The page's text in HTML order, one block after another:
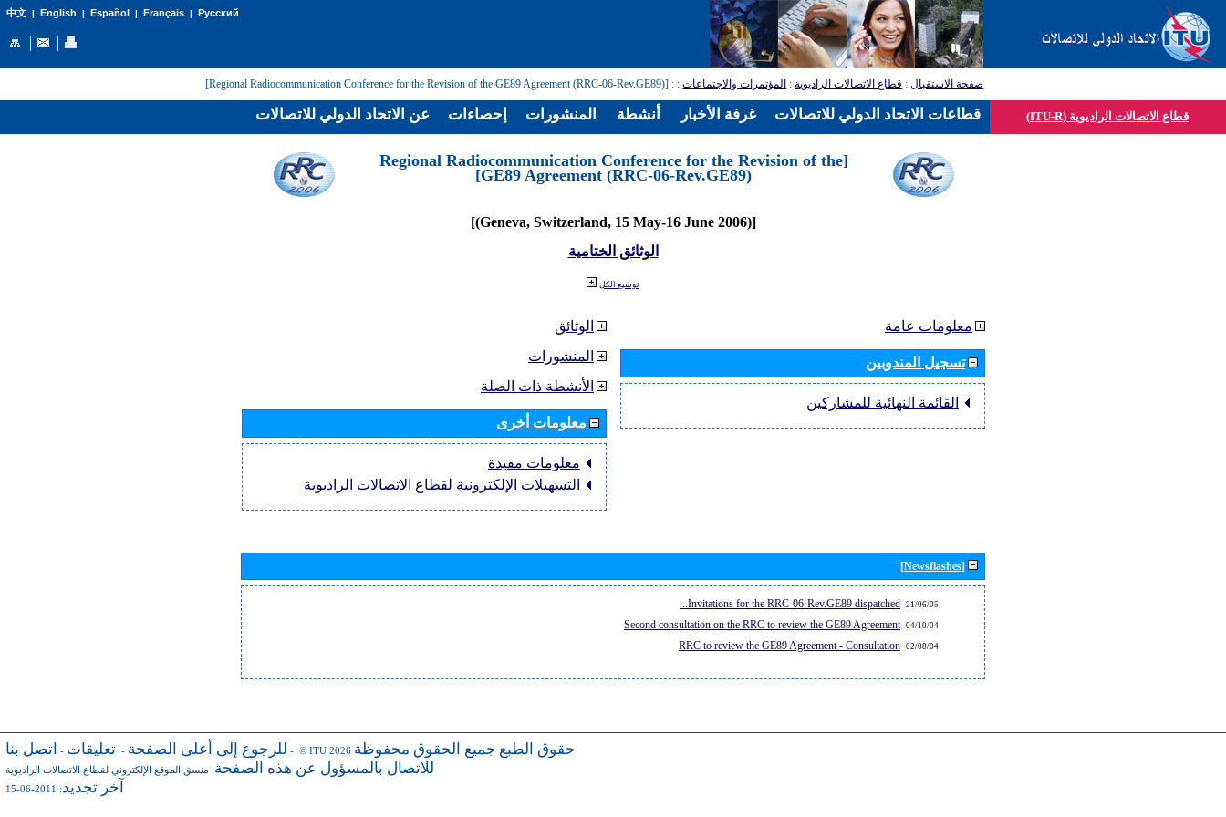
中文| English | Español | Français| Русский
صفحة الاستقبال: قطاع الاتصالات الراديوية: المؤتمرات والاجتماعات:
: [Regional Radiocommunication Conference for the Revision of the GE89 Agreement (RRC-06-Rev.GE89)]
قطاع الاتصالات الراديوية (ITU-R)
[Regional Radiocommunication Conference for the Revision of the
GE89 Agreement (RRC-06-Rev.GE89)]
[(Geneva, Switzerland, 15 May-16 June 2006)]
الوثائق الختامية
توسيع الكل
الوثائق
المنشورات
الأنشطة ذات الصلة
معلومات أخرى
معلومات مفيدة
التسهيلات الإلكترونية لقطاع الاتصالات الراديوية
معلومات عامة
تسجيل المندوبين
القائمة النهائية للمشاركين
[Newsflashes]
21/06/05
Invitations for the RRC-06-Rev.GE89 dispatched...
04/10/04
Second consultation on the RRC to review the GE89 Agreement
02/08/04
RRC to review the GE89 Agreement - Consultation
للرجوع إلى أعلى الصفحة - تعليقات - اتصل بنا - © ITU 2026 حقوق الطبع جميع الحقوق محفوظة
للاتصال بالمسؤول عن هذه الصفحة: منسق الموقع الإلكتروني لقطاع الاتصالات الراديوية
آخر تجديد: 2011-06-15
عن الاتحاد الدولي للاتصالات إحصاءات المنشورات أنشطة غرفة الأخبار قطاعات الاتحاد الدولي للاتصالات